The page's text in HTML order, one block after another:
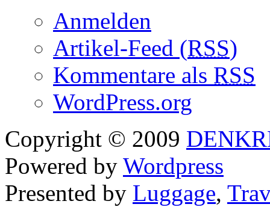
Anmelden
Artikel-Feed (RSS)
Kommentare als RSS
WordPress.org
Copyright © 2009
Powered by Wordpress
Presented by Luggage,